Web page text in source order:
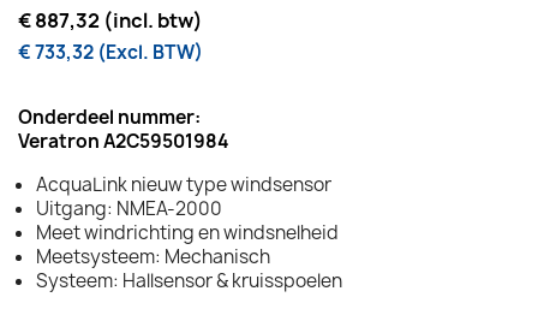
€ 887,32 (incl. btw)
€ 733,32 (Excl. BTW)
Onderdeel nummer:
Veratron A2C59501984
AcquaLink nieuw type windsensor
Uitgang: NMEA-2000
Meet windrichting en windsnelheid
Meetsysteem: Mechanisch
Systeem: Hallsensor & kruisspoelen